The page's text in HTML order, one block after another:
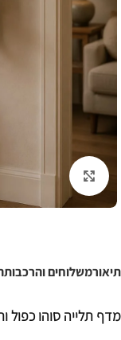
לחצו להגדלה
תיאורמשלוחים והרכבות
מדף תלייה סוהו כפול